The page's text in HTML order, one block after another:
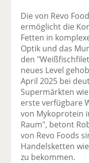
Die von Revo
ermöglicht die
Fetten in
Optik und das
den
neues Level
April 2025 bei
Supermärkten
erste verfügbare
von Mykoprotein
Raum", betont
von Revo Foods
Handelsketten
zu bekommen.